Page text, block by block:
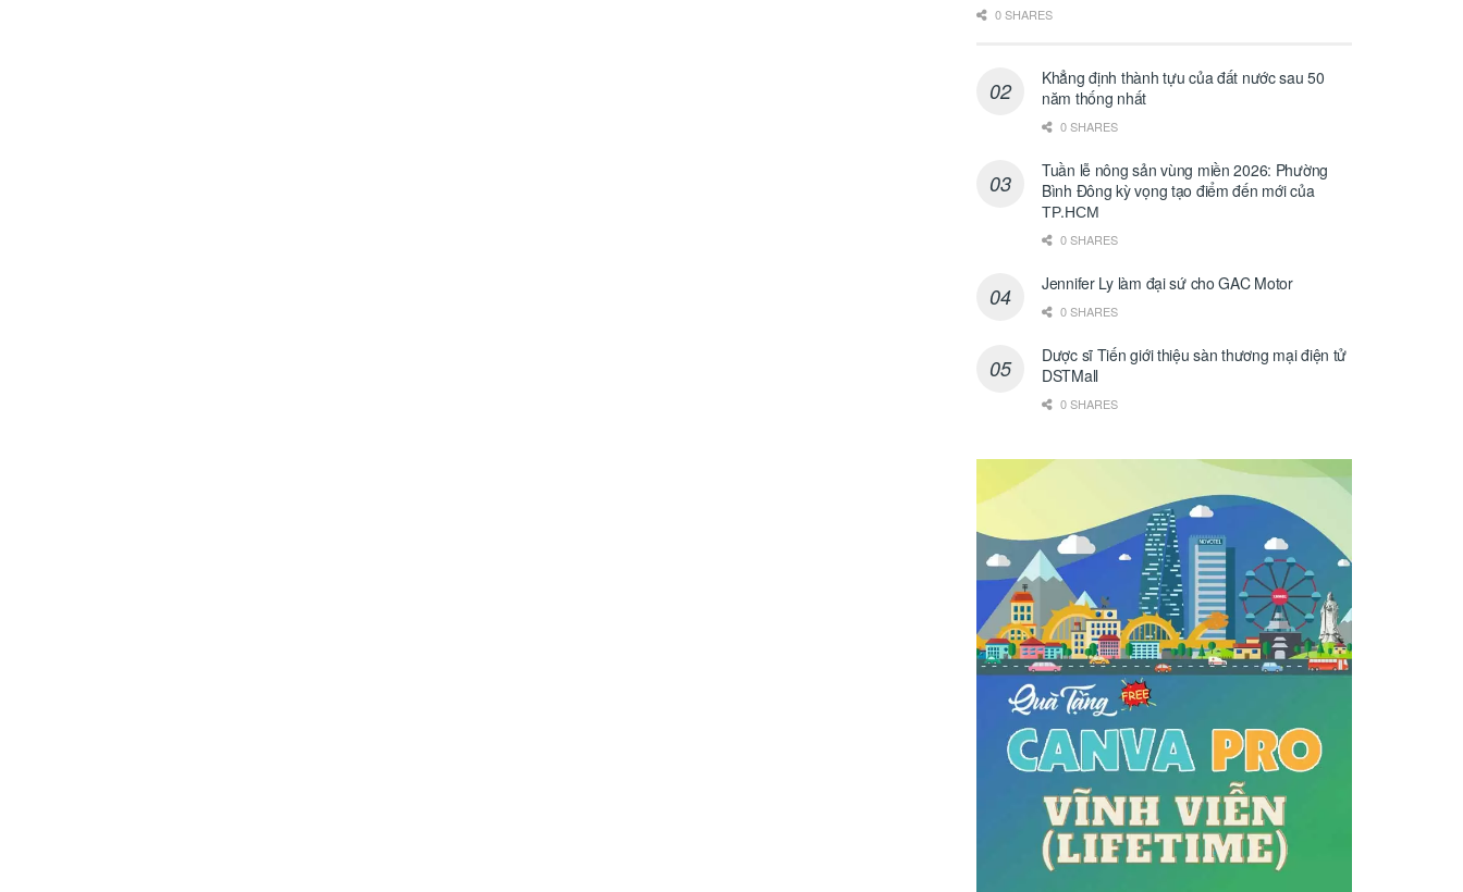
0 SHARES
Khẳng định thành tựu của đất nước sau 50
năm thống nhất
0 SHARES
Tuần lễ nông sản vùng miền 2026: Phường
Bình Đông kỳ vọng tạo điểm đến mới của
ТР.НСМ
0 SHARES
Jennifer Ly làm đại sứ cho GAC Motor
0 SHARES
Dược sĩ Tiến giới thiệu sàn thương mại điện tử
DSTMall
0 SHARES